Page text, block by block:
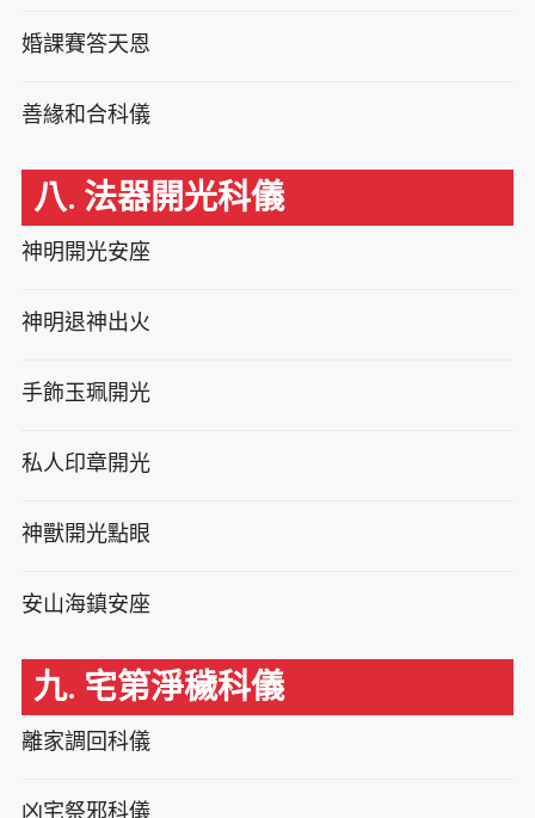
婚課賽答天恩
善緣和合科儀
八. 法器開光科儀
神明開光安座
神明退神出火
手飾玉珮開光
私人印章開光
神獸開光點眼
安山海鎮安座
九. 宅第淨穢科儀
離家調回科儀
凶宅祭邪科儀